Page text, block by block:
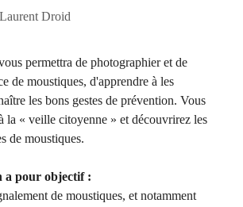
Laurent Droid
permettra de photographier et de
de moustiques, d'apprendre à les
les bons gestes de prévention. Vous
la « veille citoyenne » et découvrirez les
de moustiques.
a pour objectif :
de moustiques, et notamment